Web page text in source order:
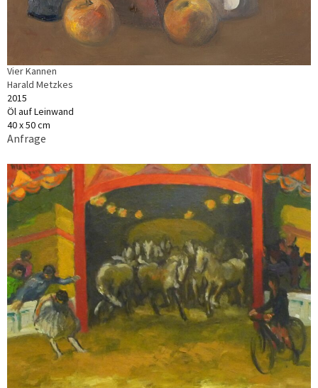
Vier Kannen
Harald Metzkes
2015
Öl auf Leinwand
40 x 50 cm
Anfrage